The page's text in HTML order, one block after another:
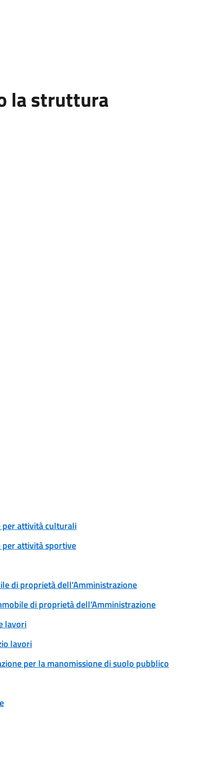
la struttura
per attività culturali
per attività sportive
di proprietà dell'Amministrazione
di proprietà dell'Amministrazione
lavori
lavori
per la manomissione di suolo pubblico